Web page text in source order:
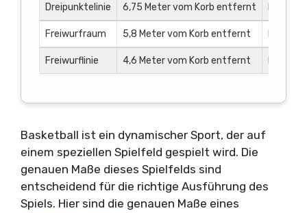
Dreipunktelinie 6,75 Meter vom Korb entfernt
Freiwurfraum 5,8 Meter vom Korb entfernt
Freiwurflinie 4,6 Meter vom Korb entfernt
Basketball ist ein dynamischer Sport, der auf
einem speziellen Spielfeld gespielt wird. Die
genauen Maße dieses Spielfelds sind
entscheidend für die richtige Ausführung des
Spiels. Hier sind die genauen Maße eines